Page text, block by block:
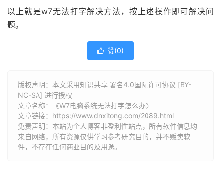
以上就是w7无法打字解决方法，按上述操作即可解决问
题。
 赞(0)
版权声明：本文采用知识共享 署名4.0国际许可协议 [BY-
NC-SA] 进行授权
文章名称：《W7电脑系统无法打字怎么办》
文章链接： https://www.dnxitong.com/2089.html
免责声明：本站为个人博客非盈利性站点，所有软件信息均
来自网络，所有资源仅供学习参考研究目的，并不贩卖软
件，不存在任何商业目的及用途。